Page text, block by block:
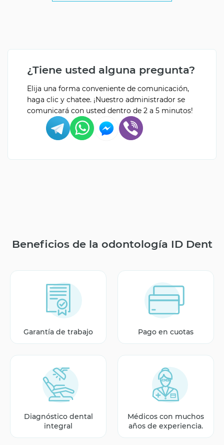
¿Tiene usted alguna pregunta?
Elija una forma conveniente de comunicación,
haga clic y chatee. ¡Nuestro administrador se
comunicará con usted dentro de 2 a 5 minutos!
Beneficios de la odontología ID Dent
Garantía de trabajo Pago en cuotas
Diagnóstico dental
integral
Médicos con muchos
años de experiencia.